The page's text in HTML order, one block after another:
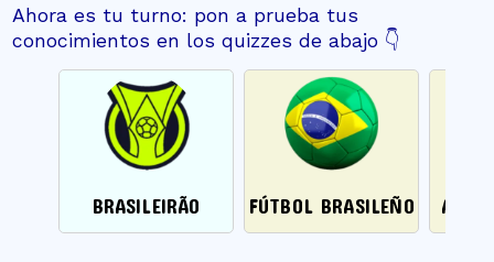
fazer parte das cores oficiais da equipe.
Ahora es tu turno: pon a prueba tus
conocimientos en los quizzes de abajo 👇
BRASILEIRÃO FÚTBOL BRASILEÑO